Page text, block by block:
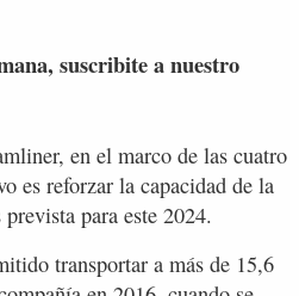
suscribite a nuestro
en el marco de las cuatro
es reforzar la capacidad de la
para este 2024.
transportar a más de 15,6